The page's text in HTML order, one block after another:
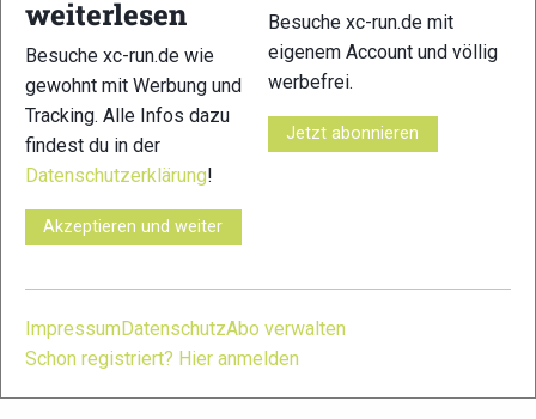
xc-run.de ist DAS deutschsprachige Trailrunning-Portal mit
aktuellen News aus der Szene, einer Traildatenbank,
Trailrunning-Community und allem was du sonst noch über
deine Lieblingssportart wissen solltest.
ObTrailrunning-Anfänger oder Profi-Sportler, wir haben
immer ein offenes Ohr für dich! Du kannst uns jederzeit über
Partner
weiterlesen
Besuche xc-run.de wie
gewohnt mit Werbung und
Tracking. Alle Infos dazu
findest du in der
Datenschutzerklärung!
Akzeptieren und weiter
Besuche xc-run.de mit
eigenem Account und völlig
werbefrei.
Jetzt abonnieren
Impressum DatenschutzAbo verwalten
Schon registriert? Hier anmelden